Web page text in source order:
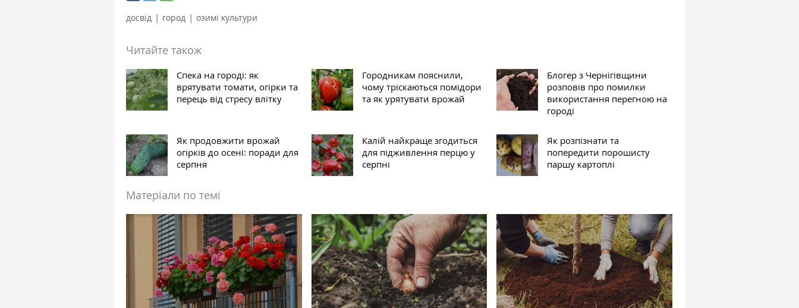
досвід | город | озимі культури
Читайте також
Спека на городі: як
врятувати томати, огірки та
перець від стресу влітку
Городникам пояснили,
чому тріскаються помідори
та як урятувати врожай
Блогер з Чернігівщини
розповів про помилки
використання перегною на
городі
Як продовжити врожай
огірків до осені: поради для
серпня
Калій найкраще згодиться
для підживлення перцю у
серпні
Як розпізнати та
попередити порошисту
паршу картоплі
Матеріали по темі